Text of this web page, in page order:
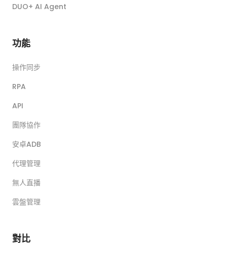
DUO+ AI Agent
功能
操作同步
RPA
API
團隊協作
安卓ADB
代理管理
無人直播
雲盤管理
對比